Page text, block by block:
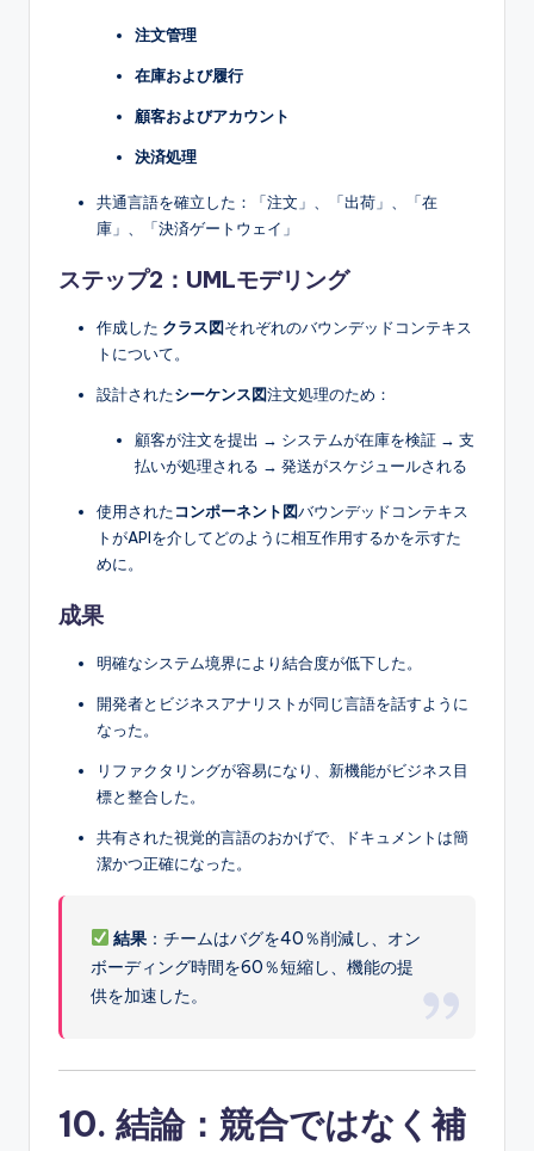
注文管理
在庫および履行
顧客およびアカウント
決済処理
共通言語を確立した：「注文」、「出荷」、「在
庫」、「決済ゲートウェイ」
ステップ2：UMLモデリング
作成した クラス図それぞれのバウンデッドコンテキス
トについて。
設計されたシーケンス図注文処理のため：
顧客が注文を提出 → システムが在庫を検証 → 支
払いが処理される → 発送がスケジュールされる
使用されたコンポーネント図バウンデッドコンテキス
トがAPIを介してどのように相互作用するかを示すた
めに。
成果
明確なシステム境界により結合度が低下した。
開発者とビジネスアナリストが同じ言語を話すように
なった。
リファクタリングが容易になり、新機能がビジネス目
標と整合した。
共有された視覚的言語のおかげで、ドキュメントは簡
潔かつ正確になった。
結果 ：チームはバグを40％削減し、オン
ボーディング時間を60％短縮し、機能の提
供を加速した。
10. 結論：競合ではなく補